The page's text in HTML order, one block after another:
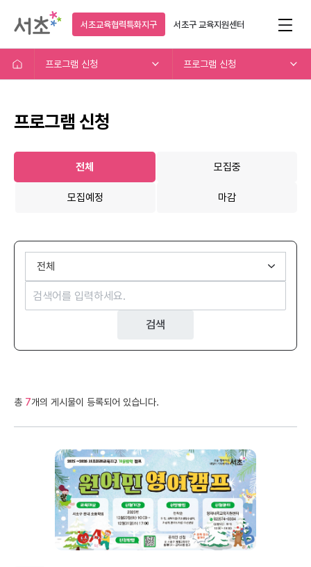
서초교육협력특화지구 서초구교육지원센터
프로그램 신청 프로그램 신청
프로그램 신청
전체 모집중
모집예정 마감
검색
총 7개의 게시물이 등록되어 있습니다.